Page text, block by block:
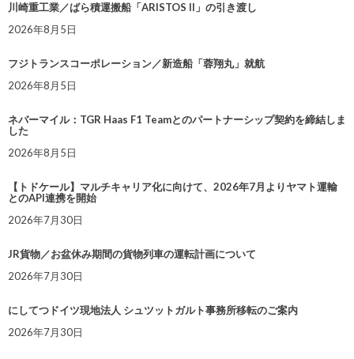
川崎重工業／ばら積運搬船「ARISTOS II」の引き渡し
2026年8月5日
フジトランスコーポレーション／新造船「蓉翔丸」就航
2026年8月5日
ネバーマイル：TGR Haas F1 Teamとのパートナーシップ契約を締結しま
した
2026年8月5日
【トドケール】マルチキャリア化に向けて、2026年7月よりヤマト運輸
とのAPI連携を開始
2026年7月30日
JR貨物／お盆休み期間の貨物列車の運転計画について
2026年7月30日
にしてつドイツ現地法人 シュツットガルト事務所移転のご案内
2026年7月30日